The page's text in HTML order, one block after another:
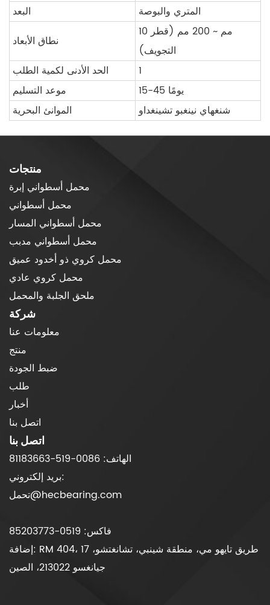
البعد
المتري والبوصة
نطاق الأبعاد
10 مم ~ 200 مم (قطر
التجويف)
الحد الأدنى لكمية الطلب
1
موعد التسليم
15-45 يومًا
الموانئ البحرية
شنغهاي نينغبو تشينغداو
منتجات
محمل أسطواني إبرة
محمل أسطواني
محمل أسطواني المسار
محمل أسطواني مدبب
محمل كروي ذو أخدود عميق
محمل كروي عادي
ملحق الجلبة والمحمل
شركة
معلومات عنا
منتج
ضبط الجودة
طلب
أخبار
اتصل بنا
اتصل بنا
الهاتف: 0086-519-81183663
بريد إلكتروني:
تحمل@hecbearing.com
فاكس: 0519-85203773
إضافة: RM 404، 17 طريق تايهو مي، منطقة شينبي، تشانغتشو،
جيانغسو 213022، الصين